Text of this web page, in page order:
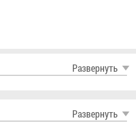
Раз­вер­нуть
Раз­вер­нуть